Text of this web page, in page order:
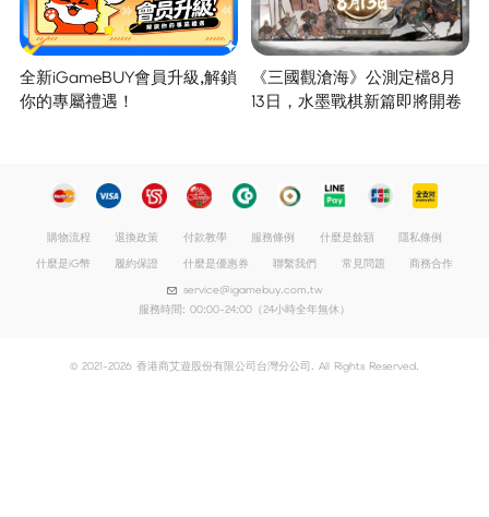
全新iGameBUY會員升級,解鎖
你的專屬禮遇！
《三國觀滄海》公測定檔8月
13日，水墨戰棋新篇即將開卷
購物流程 退換政策 付款教學 服務條例 什麼是餘額
隱私條例
什麼是iG幣
履約保證 什麼是優惠券 聯繫我們 常見問題
商務合作
service@igamebuy.com.tw
服務時間: 00:00-24:00（24小時全年無休）
© 2021-2026 香港商艾遊股份有限公司台灣分公司. All Rights Reserved.